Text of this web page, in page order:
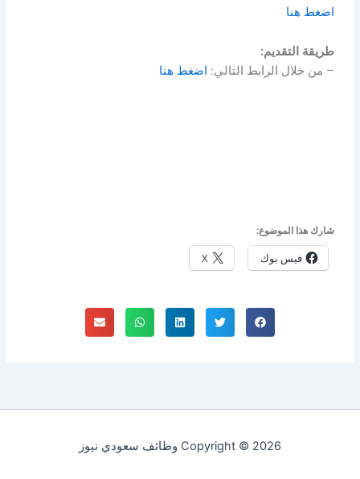
اضغط هنا
طريقة التقديم:
– من خلال الرابط التالي: اضغط هنا
شارك هذا الموضوع:
فيس بوك X
Copyright © 2026 وظائف سعودي نيوز